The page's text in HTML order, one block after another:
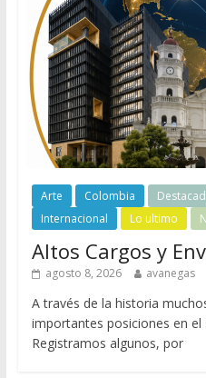
Arte Colombia
Internacional
Lo ultimo
Altos Cargos y
agosto 8, 2026 avanegas
A través de la historia
importantes posiciones en
Registramos algunos, por